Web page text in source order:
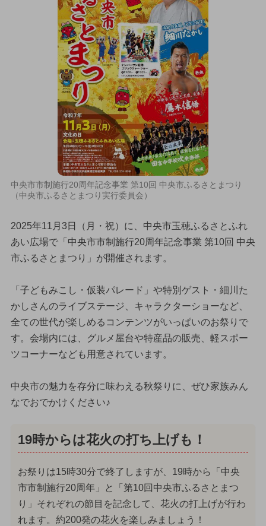
中央市市制施行20周年記念事業 第10回 中央市ふるさとまつり
（中央市ふるさとまつり実行委員会）
2025年11月3日（月・祝）に、中央市玉穂ふるさとふれ
あい広場で「中央市市制施行20周年記念事業 第10回 中央
市ふるさとまつり」が開催されます。
「子どもみこし・仮装パレード」や特別ゲスト・細川た
かしさんのライブステージ、キャラクターショーなど、
全ての世代が楽しめるコンテンツがいっぱいのお祭りで
す。会場内には、グルメ屋台や特産品の販売、軽スポー
ツコーナーなども用意されています。
中央市の魅力を存分に味わえる秋祭りに、ぜひ家族みん
なでおでかけください♪
19時からは花火の打ち上げも！
お祭りは15時30分で終了しますが、19時から「中央
市市制施行20周年」と「第10回中央市ふるさとまつ
り」それぞれの節目を記念して、花火の打上げが行わ
れます。約200発の花火を楽しみましょう！